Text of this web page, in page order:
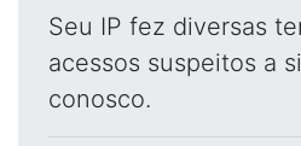
Seu IP fez diversas
acessos suspeitos a
conosco.